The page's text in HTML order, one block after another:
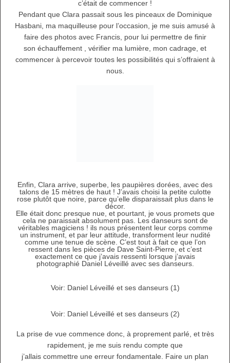
c’était de commencer !
Pendant que Clara passait sous les pinceaux de Dominique
Hasbani, ma maquilleuse pour l’occasion, je me suis amusé à
faire des photos avec Francis, pour lui permettre de finir
son échauffement , vérifier ma lumière, mon cadrage, et
commencer à percevoir toutes les possibilités qui s’offraient à
nous.
Enfin, Clara arrive, superbe, les paupières dorées, avec des
talons de 15 mètres de haut ! J’avais choisi la petite culotte
rose plutôt que noire, parce qu’elle disparaissait plus dans le
décor.
Elle était donc presque nue, et pourtant, je vous promets que
cela ne paraissait absolument pas. Les danseurs sont de
véritables magiciens ! ils nous présentent leur corps comme
un instrument, et par leur attitude, transforment leur nudité
comme une tenue de scène. C’est tout à fait ce que l’on
ressent dans les pièces de Dave Saint-Pierre, et c’est
exactement ce que j’avais ressenti lorsque j’avais
photographié Daniel Léveillé avec ses danseurs.
Voir: Daniel Léveillé et ses danseurs (1)
Voir: Daniel Léveillé et ses danseurs (2)
La prise de vue commence donc, à proprement parlé, et très
rapidement, je me suis rendu compte que
j’allais commettre une erreur fondamentale. Faire un plan